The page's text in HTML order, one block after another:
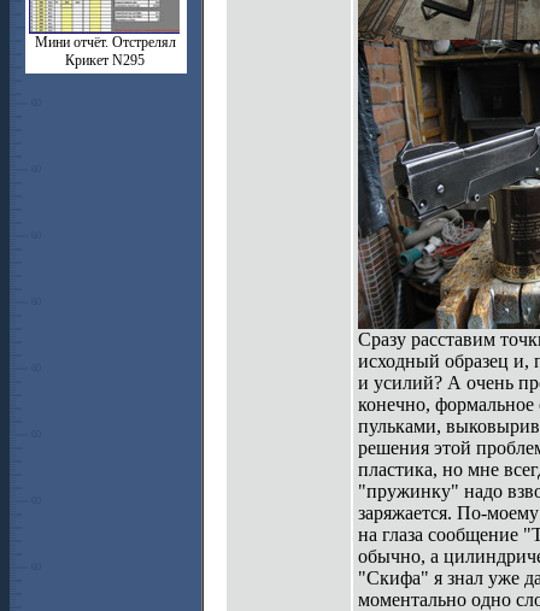
Мини отчёт. Отстрелял
Крикет N295
Сразу расставим
исходный образец и,
и усилий? А очень
конечно, формальное
пульками,
решения этой
пластика, но мне
"пружинку" надо
заряжается. По-
на глаза сообщение
обычно, а
"Скифа" я знал уже
моментально одно